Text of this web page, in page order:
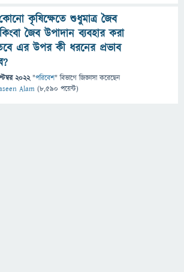
কৃষিক্ষেতে শুধুমাত্র জৈব
জৈব উপাদান ব্যবহার করা
এর উপর কী ধরনের প্রভাব
2022 "পরিবেশ" বিভাগে জিজ্ঞাসাকরেছেন
Alam (8,590 পয়েন্ট)